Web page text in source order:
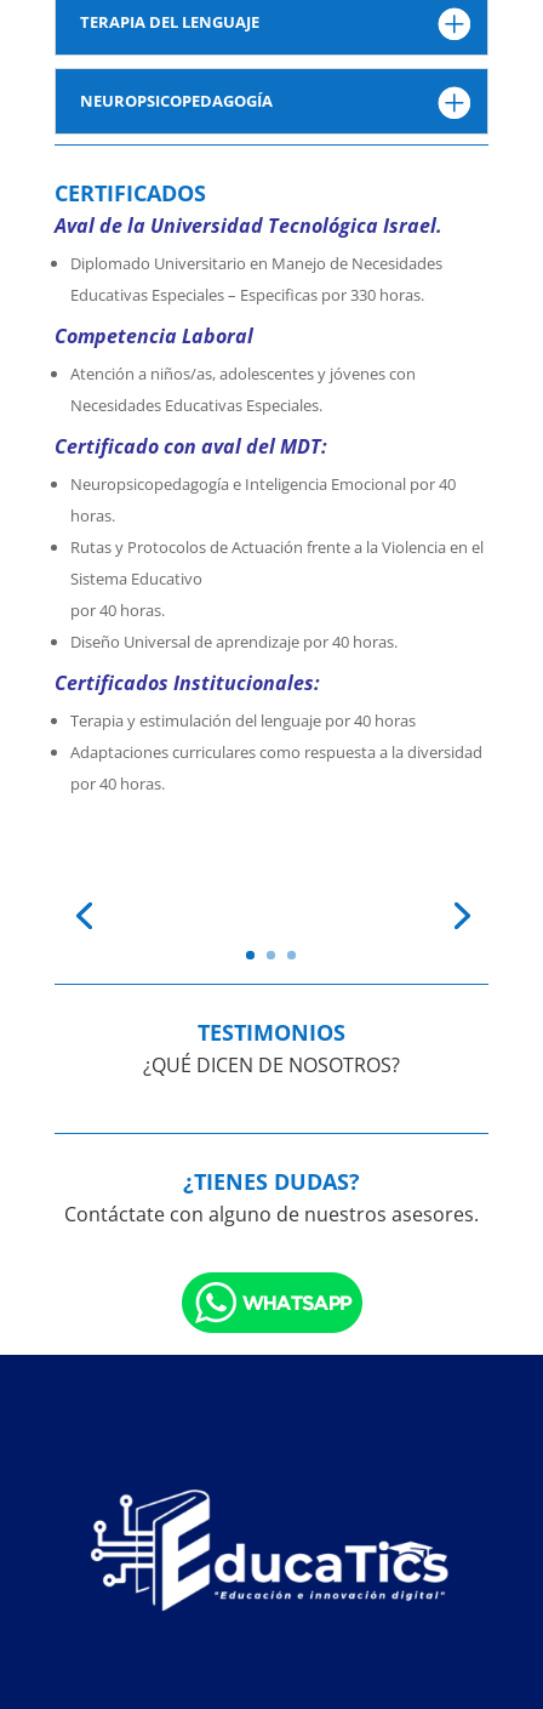
TERAPIA DEL LENGUAJE
NEUROPSICOPEDAGOGÍA
CERTIFICADOS
Aval de la Universidad Tecnológica Israel.
Diplomado Universitario en Manejo de Necesidades
Educativas Especiales – Especificas por 330 horas.
Competencia Laboral
Atención a niños/as, adolescentes y jóvenes con
Necesidades Educativas Especiales.
Certificado con aval del MDT:
Neuropsicopedagogía e Inteligencia Emocional por 40
horas.
Rutas y Protocolos de Actuación frente a la Violencia en el
Sistema Educativo
por 40 horas.
Diseño Universal de aprendizaje por 40 horas.
Certificados Institucionales:
Terapia y estimulación del lenguaje por 40 horas
Adaptaciones curriculares como respuesta a la diversidad
por 40 horas.
TESTIMONIOS
¿QUÉ DICEN DE NOSOTROS?
¿TIENES DUDAS?
Contáctate con alguno de nuestros asesores.